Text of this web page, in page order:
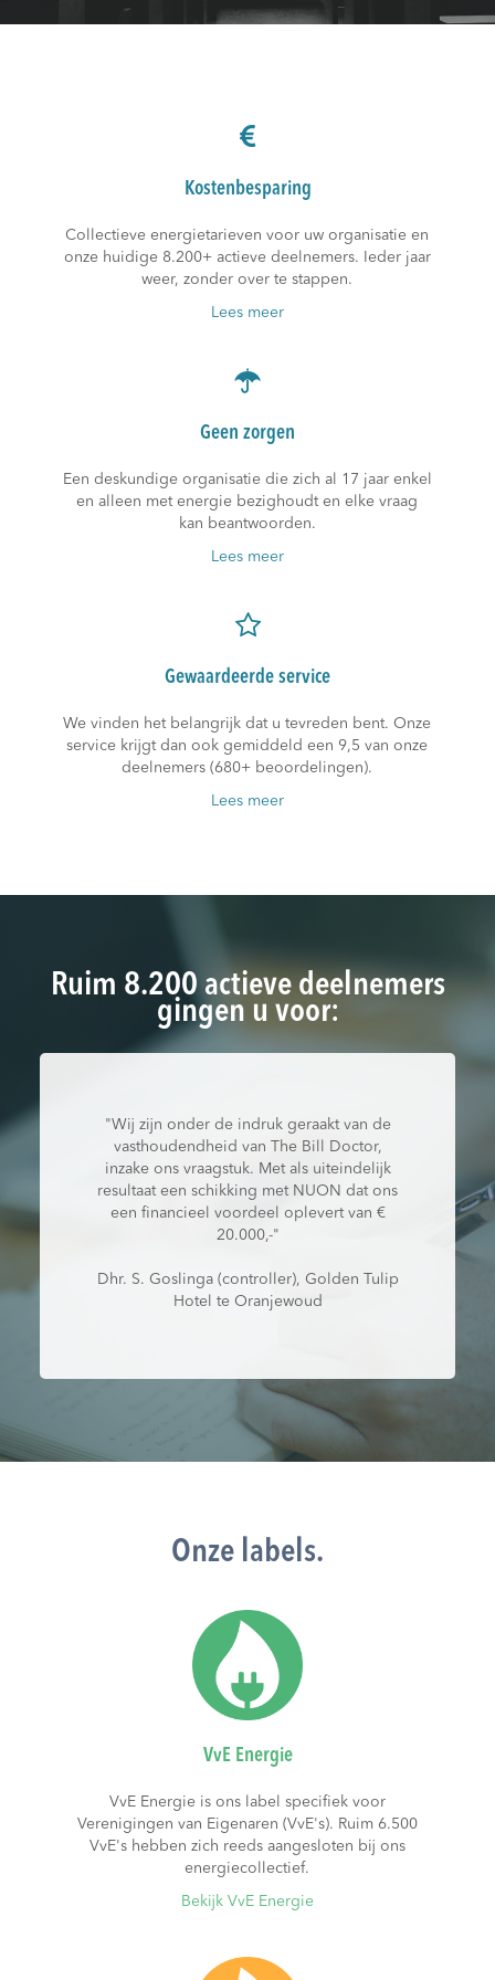
Kostenbesparing
Collectieve energietarieven voor uw organisatie en
onze huidige 8.200+ actieve deelnemers. Ieder jaar
weer, zonder over te stappen.
Lees meer
Geen zorgen
Een deskundige organisatie die zich al 17 jaar enkel
en alleen met energie bezighoudt en elke vraag
kan beantwoorden.
Lees meer
Gewaardeerde service
We vinden het belangrijk dat u tevreden bent. Onze
service krijgt dan ook gemiddeld een 9,5 van onze
deelnemers (680+ beoordelingen).
Lees meer
Ruim 8.200 actieve deelnemers
gingen u voor:
"Wij zijn onder de indruk geraakt van de
vasthoudendheid van The Bill Doctor,
inzake ons vraagstuk. Met als uiteindelijk
resultaat een schikking met NUON dat ons
een financieel voordeel oplevert van €
20.000,-"
Dhr. S. Goslinga (controller), Golden Tulip
Hotel te Oranjewoud
Onze labels.
VvE Energie
VvE Energie is ons label specifiek voor
Verenigingen van Eigenaren (VvE's). Ruim 6.500
VvE's hebben zich reeds aangesloten bij ons
energiecollectief.
Bekijk VvE Energie